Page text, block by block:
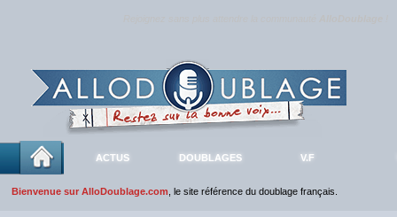
ACTUS DOUBLAGES V.F
Bienvenue sur AlloDoublage.com , le site référence du doublage français.